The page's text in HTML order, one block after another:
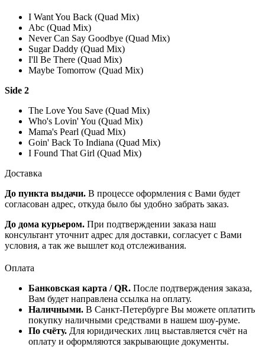
I Want You Back (Quad Mix)
Abc (Quad Mix)
Never Can Say Goodbye (Quad Mix)
Sugar Daddy (Quad Mix)
I'll Be There (Quad Mix)
Maybe Tomorrow (Quad Mix)
Side 2
The Love You Save (Quad Mix)
Who's Lovin' You (Quad Mix)
Mama's Pearl (Quad Mix)
Goin' Back To Indiana (Quad Mix)
I Found That Girl (Quad Mix)
Доставка
До пункта выдачи. В процессе оформления с Вами будет
согласован адрес, откуда было бы удобно забрать заказ.
До дома курьером. При подтверждении заказа наш
консультант уточнит адрес для доставки, согласует с Вами
условия, а так же вышлет код отслеживания.
Оплата
Банковская карта / QR. После подтверждения заказа,
Вам будет направлена ссылка на оплату.
Наличными. В Санкт-Петербурге Вы можете оплатить
покупку наличными средствами в нашем шоу-руме.
По счёту. Для юридических лиц выставляется счёт на
оплату и оформляются закрывающие документы.